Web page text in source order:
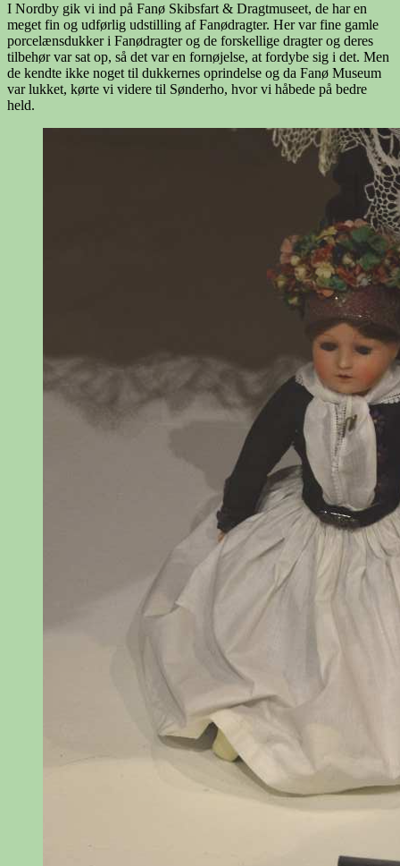
I Nordby gik vi ind på Fanø Skibsfart & Dragtmuseet, de har en
meget fin og udførlig udstilling af Fanødragter. Her var fine gamle
porcelænsdukker i Fanødragter og de forskellige dragter og deres
tilbehør var sat op, så det var en fornøjelse, at fordybe sig i det. Men
de kendte ikke noget til dukkernes oprindelse og da Fanø Museum
var lukket, kørte vi videre til Sønderho, hvor vi håbede på bedre
held.